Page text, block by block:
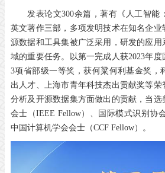
发表论文300余篇，著有《人工智能
英文著作三部，多项发明技术在知名企
源数据和工具集被广泛采用，研发的应
域的重要任务。以第一完成人获2023年
3项省部级一等奖，获何粱何利基金奖，
出人才、上海市青年科技杰出贡献奖等
分析及开源数据集方面做出的贡献，当
会士（IEEE Fellow）、国际模式识别协
中国计算机学会会士（CCF Fellow）。